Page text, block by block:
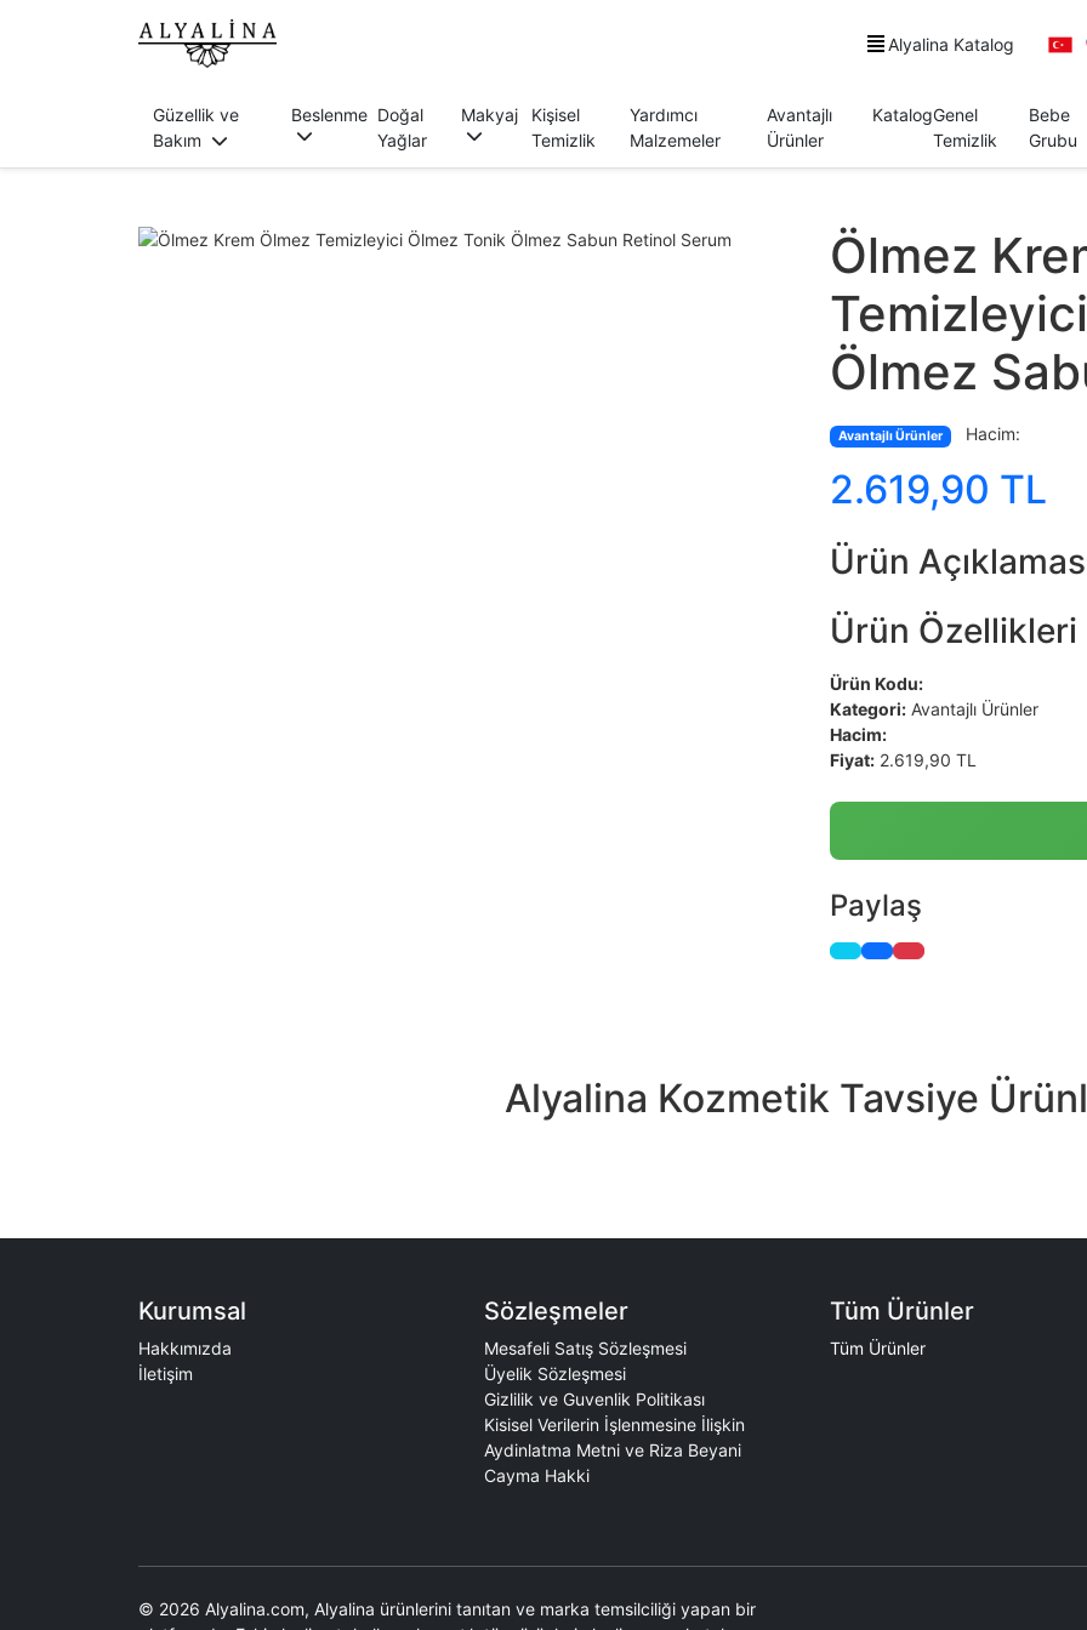
Alyalina Katalog
Güzellik ve
Bakım
Beslenme Doğal
Yağlar
Makyaj
Kişisel
Temizlik
Yardımcı
Malzemeler
Avantajlı
Ürünler
KatalogGenel
Temizlik
Bebe
Grubu
Ölmez
Ölmez
Avantajlı Ürünler Hacim:
2.619,90 TL
Ürün
Ürün Özellikleri
Ürün Kodu:
Kategori: Avantajlı Ürünler
Hacim:
Fiyat: 2.619,90 TL
Paylaş
Alyalina Kozmetik Tavsiye
Kurumsal
Hakkımızda
İletişim
Sözleşmeler
Mesafeli Satış Sözleşmesi
Üyelik Sözleşmesi
Gizlilik ve Guvenlik Politikası
Kisisel Verilerin İşlenmesine İlişkin
Aydinlatma Metni ve Riza Beyani
Cayma Hakki
Tüm Ürünler
Tüm Ürünler
© 2026 Alyalina.com, Alyalina ürünlerini tanıtan ve marka temsilciliği yapan bir